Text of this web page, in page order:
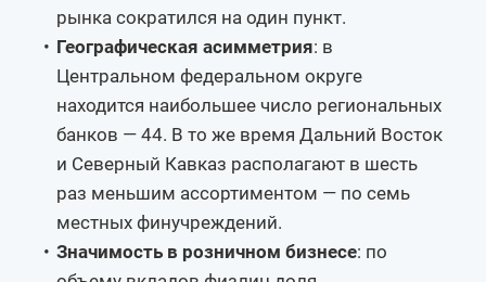
рынка сократился на один пункт.
Географическая асимметрия: в
Центральном федеральном округе
находится наибольшее число региональных
банков — 44. В то же время Дальний Восток
и Северный Кавказ располагают в шесть
раз меньшим ассортиментом — по семь
местных финучреждений.
Значимость в розничном бизнесе: по